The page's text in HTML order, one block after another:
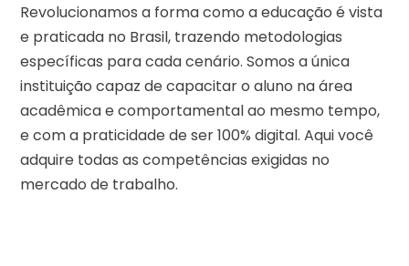
Revolucionamos a forma como a educação é vista
e praticada no Brasil, trazendo metodologias
específicas para cada cenário. Somos a única
instituição capaz de capacitar o aluno na área
acadêmica e comportamental ao mesmo tempo,
e com a praticidade de ser 100% digital. Aqui você
adquire todas as competências exigidas no
mercado de trabalho.